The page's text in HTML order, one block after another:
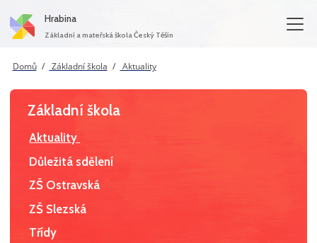
Hrabina
Základní a mateřská škola Český Těšín
Domů Základní škola Aktuality
Základní škola
Aktuality
Důležitá sdělení
ZŠ Ostravská
ZŠ Slezská
Třídy